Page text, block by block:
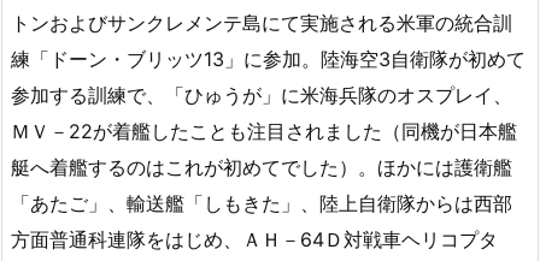
トンおよびサンクレメンテ島にて実施される米軍の統合訓
練「ドーン・ブリッツ13」に参加。陸海空3自衛隊が初めて
参加する訓練で、「ひゅうが」に米海兵隊のオスプレイ、
ＭＶ－22が着艦したことも注目されました（同機が日本艦
艇へ着艦するのはこれが初めてでした）。ほかには護衛艦
「あたご」、輸送艦「しもきた」、陸上自衛隊からは西部
方面普通科連隊をはじめ、ＡＨ－64Ｄ対戦車ヘリコプタ